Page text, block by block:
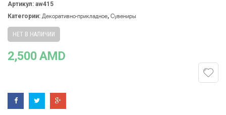
Артикул: aw415
Категории: Декоративно-прикладное, Сувениры
НЕТ В НАЛИЧИИ
2,500AMD